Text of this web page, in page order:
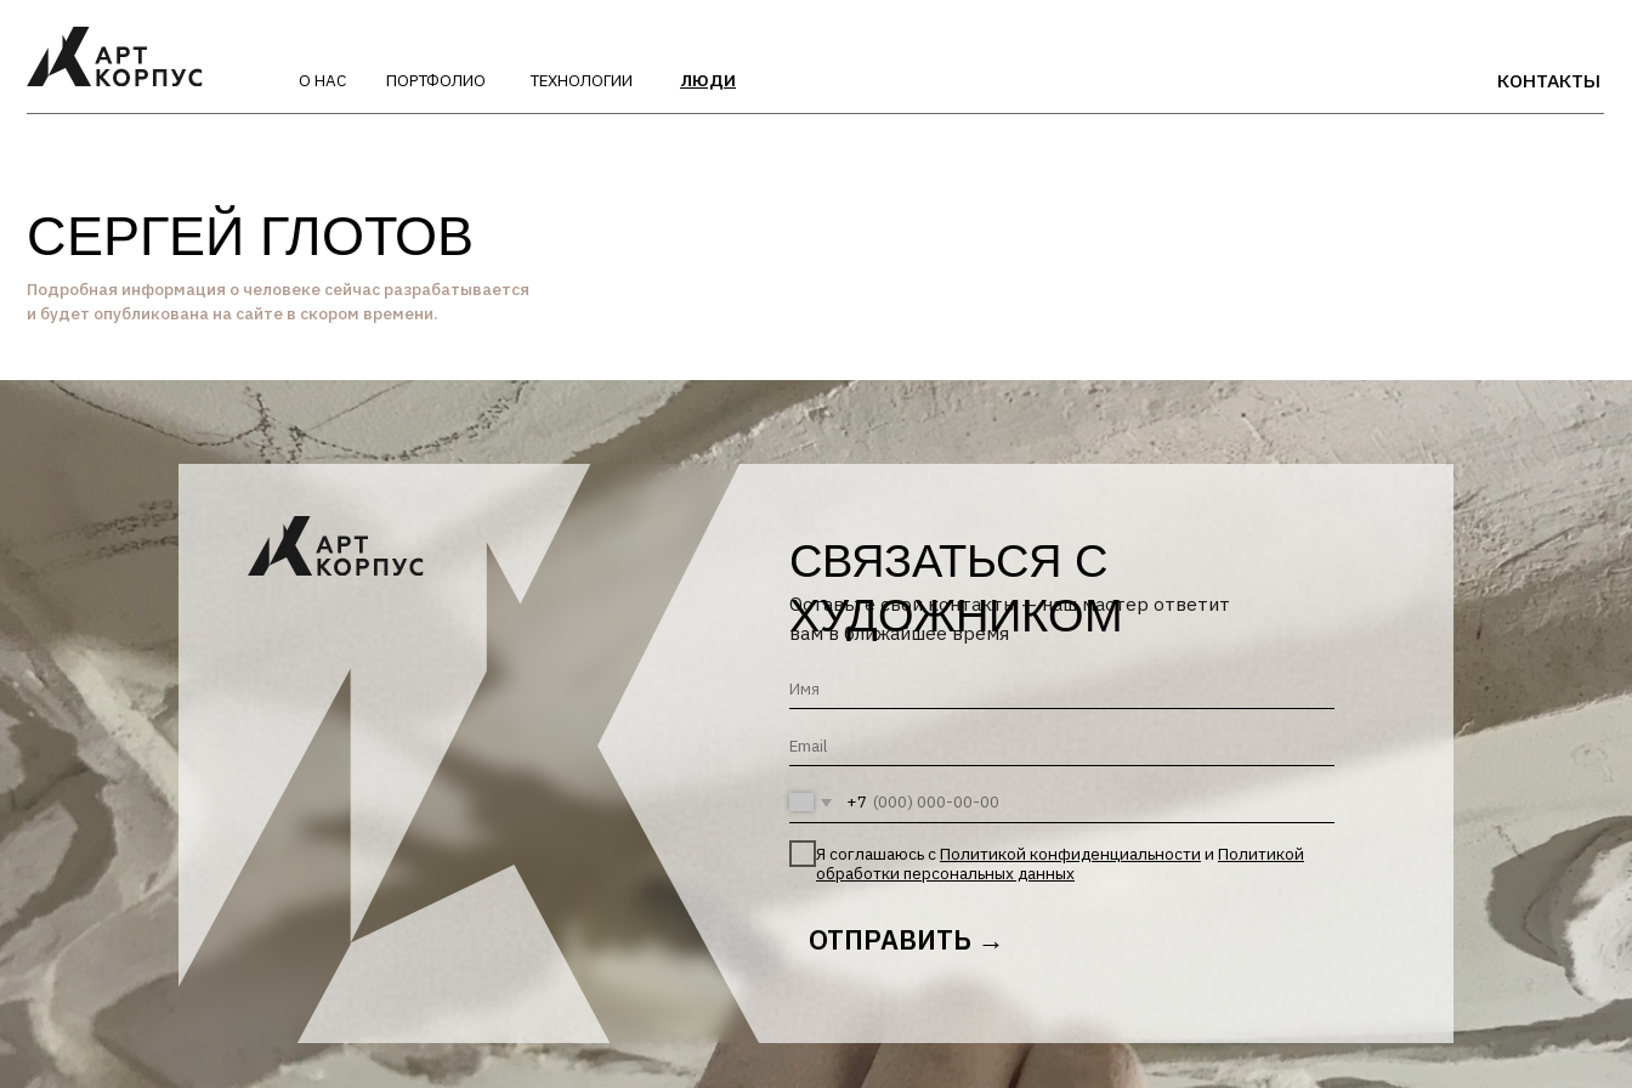
О НАС ПОРТФОЛИО ТЕХНОЛОГИИ ЛЮДИ
СЕРГЕЙ ГЛОТОВ
Подробная информация о человеке сейчас разрабатывается
и будет опубликована на сайте в скором времени.
СВЯЗАТЬСЯ С
ХУДОЖНИКОМ
Я соглашаюсь сПолитикой конфиденциальностииПолитикой
ОТПРАВИТЬ →
Оставьте свои контакты — наш мастер ответит
вам в ближайшее время